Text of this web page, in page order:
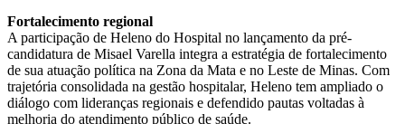
Fortalecimento regional
A participação de Heleno do Hospital no lançamento da pré-
candidatura de Misael Varella integra a estratégia de fortalecimento
de sua atuação política na Zona da Mata e no Leste de Minas. Com
trajetória consolidada na gestão hospitalar, Heleno tem ampliado o
diálogo com lideranças regionais e defendido pautas voltadas à
melhoria do atendimento público de saúde.